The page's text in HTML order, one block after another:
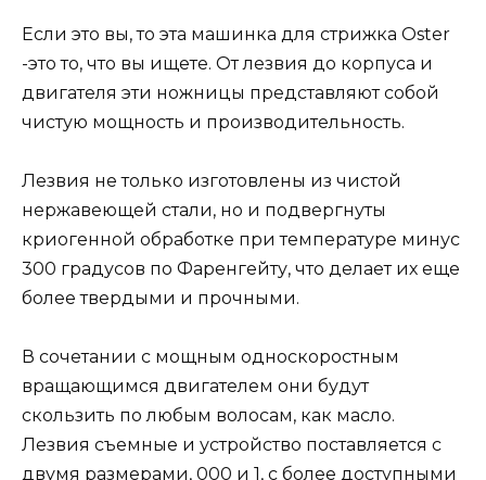
Если это вы, то эта машинка для стрижка Oster
-это то, что вы ищете. От лезвия до корпуса и
двигателя эти ножницы представляют собой
чистую мощность и производительность.
Лезвия не только изготовлены из чистой
нержавеющей стали, но и подвергнуты
криогенной обработке при температуре минус
300 градусов по Фаренгейту, что делает их еще
более твердыми и прочными.
В сочетании с мощным односкоростным
вращающимся двигателем они будут
скользить по любым волосам, как масло.
Лезвия съемные и устройство поставляется с
двумя размерами, 000 и 1, с более доступными